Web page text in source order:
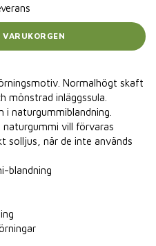
VARUKORGEN
Normalhögt skaft
mönstrad inläggssula.
naturgummiblandning.
vill förvaras
solljus, när de inte används
blandning